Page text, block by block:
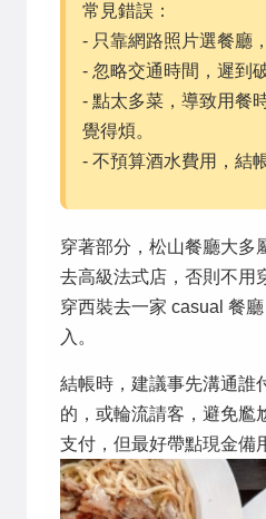
常見錯誤：
- 只靠網路照片選餐廳
- 忽略交通時間，遲到
- 點太多菜，導致用餐
覺得煩。
- 不預算酒水費用，結
穿著部分，松山餐廳大多
去高級法式店，否則不用
穿西裝去一家 casual 餐
入。
結帳時，建議事先溝通誰
的，或輪流請客，避免尷
支付，但最好帶點現金備